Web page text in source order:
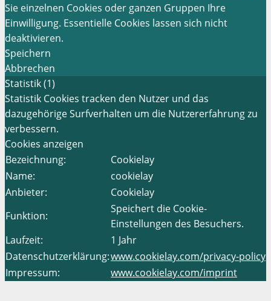
Sie einzelnen Cookies oder ganzen Gruppen Ihre
Einwilligung. Essentielle Cookies lassen sich nicht
deaktivieren.
Speichern
Abbrechen
Statistik (1)
Statistik Cookies tracken den Nutzer und das
dazugehörige Surfverhalten um die Nutzererfahrung zu
verbessern.
Cookies anzeigen
Bezeichnung:
Cookielay
Name:
cookielay
Anbieter:
Cookielay
Funktion:
Speichert die Cookie-
Einstellungen des Besuchers.
Laufzeit:
1 Jahr
Datenschutzerklärung:www.cookielay.com/privacy-policy
Impressum:
www.cookielay.com/imprint